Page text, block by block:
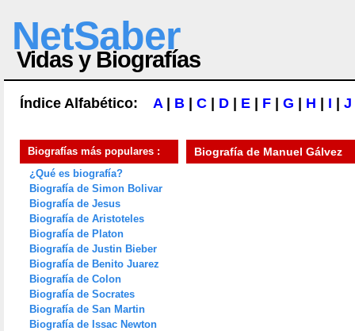
NetSaber
Vidas y Biografías
Índice Alfabético: A| B C D E F G H I J
Biografías más populares :
¿Qué es biografía?
Biografía de Simon Bolivar
Biografía de Jesus
Biografía de Aristoteles
Biografía de Platon
Biografía de Justin Bieber
Biografía de Benito Juarez
Biografía de Colon
Biografía de Socrates
Biografía de San Martin
Biografía de Issac Newton
Biografía de Manuel Gálvez